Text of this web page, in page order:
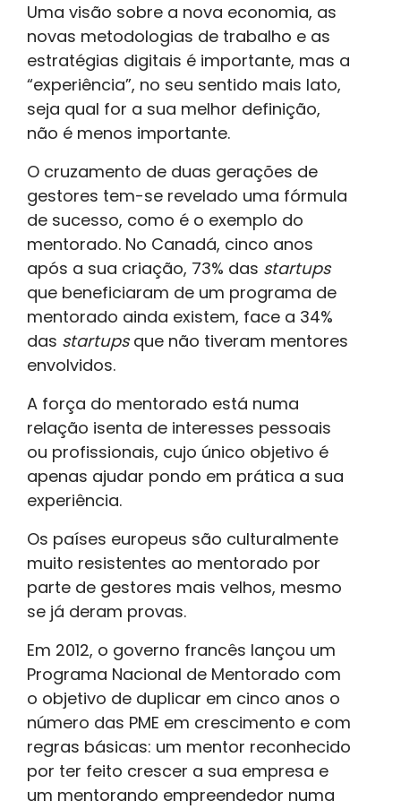
Uma visão sobre a nova economia, as
novas metodologias de trabalho e as
estratégias digitais é importante, mas a
“experiência”, no seu sentido mais lato,
seja qual for a sua melhor definição,
não é menos importante.
O cruzamento de duas gerações de
gestores tem-se revelado uma fórmula
de sucesso, como é o exemplo do
mentorado. No Canadá, cinco anos
após a sua criação, 73% das startups
que beneficiaram de um programa de
mentorado ainda existem, face a 34%
das startupsque não tiveram mentores
envolvidos.
A força do mentorado está numa
relação isenta de interesses pessoais
ou profissionais, cujo único objetivo é
apenas ajudar pondo em prática a sua
experiência.
Os países europeus são culturalmente
muito resistentes ao mentorado por
parte de gestores mais velhos, mesmo
se já deram provas.
Em 2012, o governo francês lançou um
Programa Nacional de Mentorado com
o objetivo de duplicar em cinco anos o
número das PME em crescimento e com
regras básicas: um mentor reconhecido
por ter feito crescer a sua empresa e
um mentorando empreendedor numa